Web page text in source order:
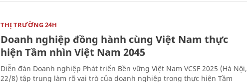
THỊ TRƯỜNG 24H
Doanh nghiệp đồng hành cùng Việt Nam thực
hiện Tầm nhìn Việt Nam 2045
Diễn đàn Doanh nghiệp Phát triển Bền vững Việt Nam VCSF 2025 (Hà Nội,
22/8) tập trung làm rõ vai trò của doanh nghiệp trong thực hiện Tầm